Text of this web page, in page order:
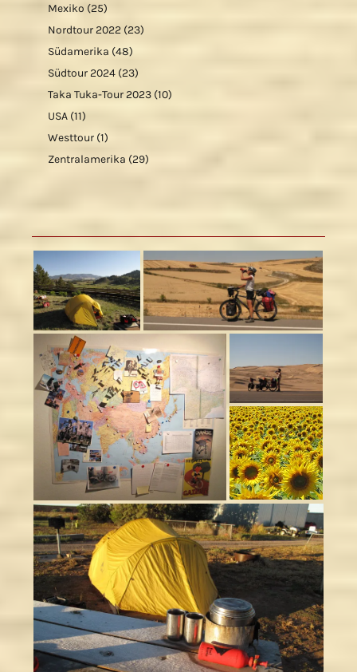
Mexiko (25)
Nordtour 2022 (23)
Südamerika (48)
Südtour 2024 (23)
Taka Tuka-Tour 2023 (10)
USA (11)
Westtour (1)
Zentralamerika (29)